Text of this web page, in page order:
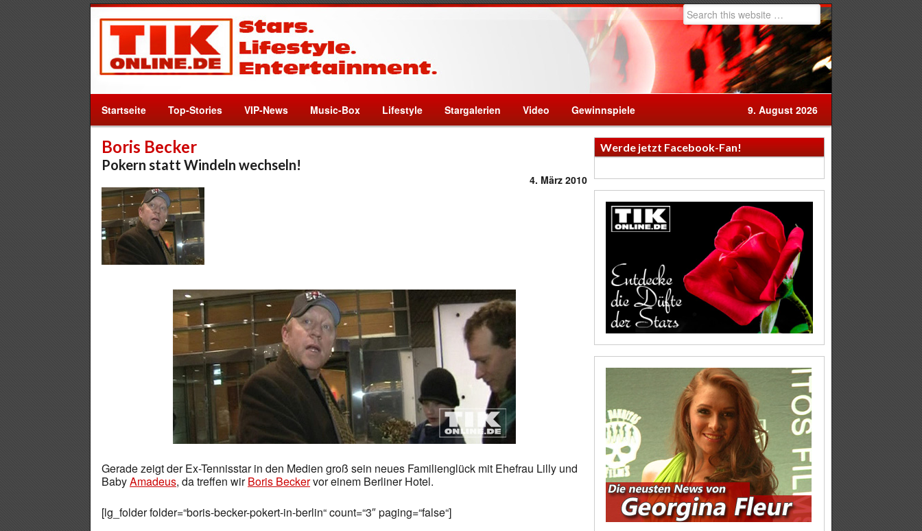
Startseite Top-Stories VIP-News Music-Box Lifestyle Stargalerien Video Gewinnspiele 9. August 2026
Boris Becker
Pokern statt Windeln wechseln!
4. März 2010
Gerade zeigt der Ex-Tennisstar in den Medien groß sein neues Familienglück mit Ehefrau Lilly und
BabyAmadeus, da treffen wirBoris Beckervor einem Berliner Hotel.
[lg_folder folder=“boris-becker-pokert-in-berlin“ count=“3″ paging=“false“]
Werde jetzt Facebook-Fan!